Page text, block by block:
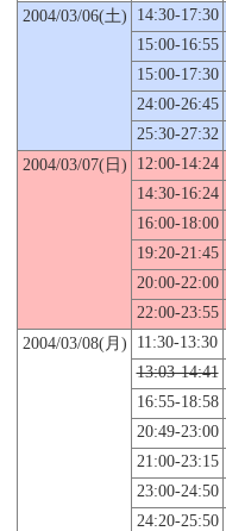
2004/03/06(土)
14:30-17:30
15:00-16:55
15:00-17:30
24:00-26:45
25:30-27:32
2004/03/07(日)
12:00-14:24
14:30-16:24
16:00-18:00
19:20-21:45
20:00-22:00
22:00-23:55
2004/03/08(月)
11:30-13:30
13:03-14:41
16:55-18:58
20:49-23:00
21:00-23:15
23:00-24:50
24:20-25:50